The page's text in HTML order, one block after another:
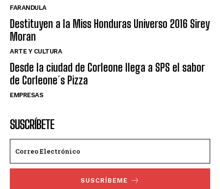
FARANDULA
Destituyen a la Miss Honduras Universo 2016 Sirey
Moran
ARTE Y CULTURA
Desde la ciudad de Corleone llega a SPS el sabor
de Corleone´s Pizza
EMPRESAS
SUSCRÍBETE
SUSCRÍBEME